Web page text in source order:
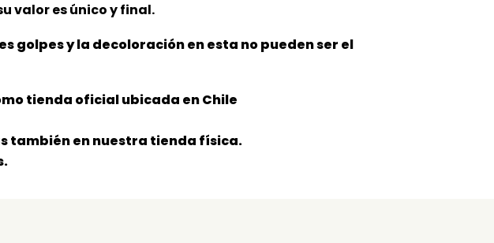
valor es único y final.
golpes y la decoloración en esta no pueden ser el
tienda oficial ubicada en Chile
también en nuestra tienda física.